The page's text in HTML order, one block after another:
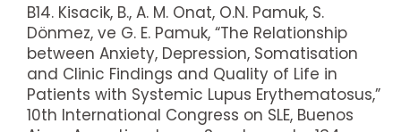
B14. Kisacik, B., A. M. Onat, O.N. Pamuk, S.
Dönmez, ve G. E. Pamuk, “The Relationship
between Anxiety, Depression, Somatisation
and Clinic Findings and Quality of Life in
Patients with Systemic Lupus Erythematosus,”
10th International Congress on SLE, Buenos